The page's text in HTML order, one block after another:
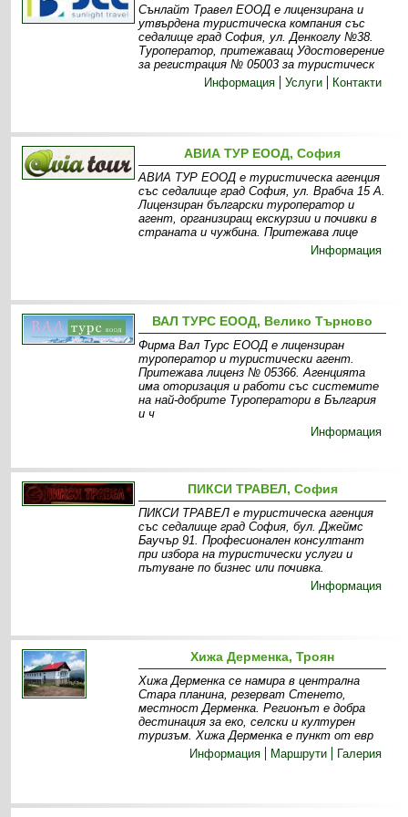
Сънлайт Травел ЕООД е лицензирана и
утвърдена туристическа компания със
седалище град София, ул. Денкоглу №38.
Туроператор, притежаващ Удостоверение
за регистрация № 05003 за туристическ
Информация
Услуги Контакти
АВИА ТУР ЕООД, София
АВИА ТУР ЕООД е туристическа агенция
със седалище град София, ул. Врабча 15 А.
Лицензиран български туроператор и
агент, организиращ екскурзии и почивки в
страната и чужбина. Притежава лице
Информация
ВАЛ ТУРС ЕООД, Велико Търново
Фирма Вал Турс ЕООД е лицензиран
туроператор и туристически агент.
Притежава лиценз № 05366. Агенцията
има оторизация и работи със системите
на най-добрите Туроператори в България
и ч
Информация
ПИКСИ ТРАВЕЛ, София
ПИКСИ ТРАВЕЛ е туристическа агенция
със седалище град София, бул. Джеймс
Баучър 91. Професионален консултант
при избора на туристически услуги и
пътуване по бизнес или почивка.
Информация
Хижа Дерменка, Троян
Хижа Дерменка се намира в централна
Стара планина, резерват Стенето,
местност Дерменка. Регионът е добра
дестинация за еко, селски и културен
туризъм. Хижа Дерменка е пункт от евр
Информация
Маршрути Галерия